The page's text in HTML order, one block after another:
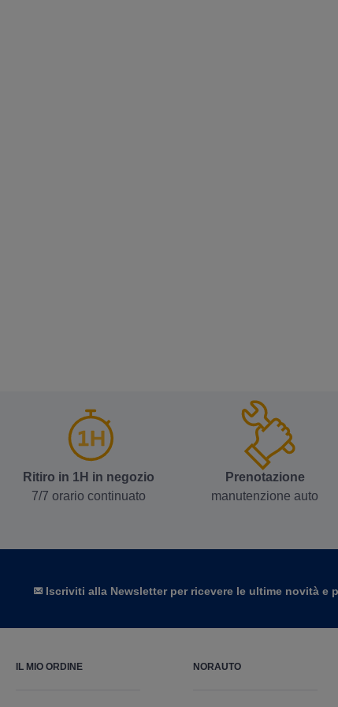
Ritiro in 1H in negozio
7/7 orario continuato
Prenotazione
manutenzione auto
Iscriviti alla Newsletter per ricevere le ultime novità e
IL MIO ORDINE NORAUTO